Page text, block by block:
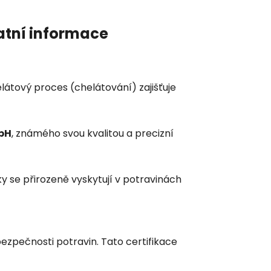
informace
proces (chelátování) zajišťuje
, známého svou kvalitou a precizní
se přirozeně vyskytují v potravinách
potravin. Tato certifikace